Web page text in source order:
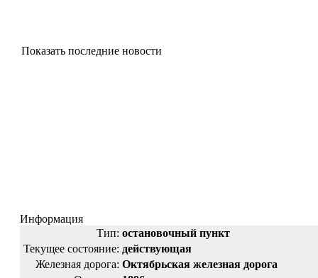
Показать последние новости
Информация
Тип: остановочный пункт
Текущее состояние: действующая
Железная дорога: Октябрьская железная дорога